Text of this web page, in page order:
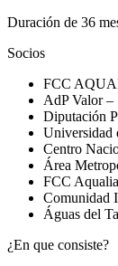
Duración de 36
Socios
FCC
AdP Valor –
Diputación
Universidad
Centro
Área
FCC
Comunidad
Águas del
¿En que consiste?